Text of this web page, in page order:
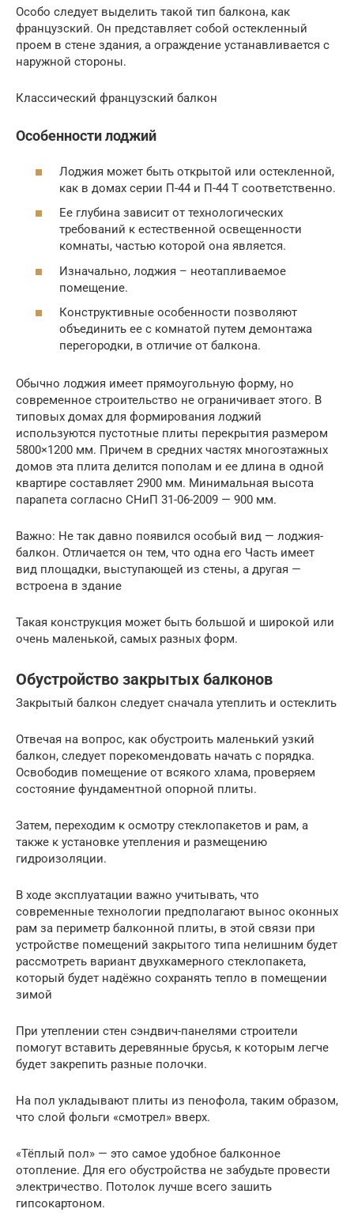
Особо следует выделить такой тип балкона, как
французский. Он представляет собой остекленный
проем в стене здания, а ограждение устанавливается с
наружной стороны.
Классический французский балкон
Особенности лоджий
Лоджия может быть открытой или остекленной,
как в домах серии П-44 и П-44 Т соответственно.
Ее глубина зависит от технологических
требований к естественной освещенности
комнаты, частью которой она является.
Изначально, лоджия – неотапливаемое
помещение.
Конструктивные особенности позволяют
объединить ее с комнатой путем демонтажа
перегородки, в отличие от балкона.
Обычно лоджия имеет прямоугольную форму, но
современное строительство не ограничивает этого. В
типовых домах для формирования лоджий
используются пустотные плиты перекрытия размером
5800×1200 мм. Причем в средних частях многоэтажных
домов эта плита делится пополам и ее длина в одной
квартире составляет 2900 мм. Минимальная высота
парапета согласно СНиП 31-06-2009 — 900 мм.
Важно: Не так давно появился особый вид — лоджия-
балкон. Отличается он тем, что одна его Часть имеет
вид площадки, выступающей из стены, а другая —
встроена в здание
Такая конструкция может быть большой и широкой или
очень маленькой, самых разных форм.
Обустройство закрытых балконов
Закрытый балкон следует сначала утеплить и остеклить
Отвечая на вопрос, как обустроить маленький узкий
балкон, следует порекомендовать начать с порядка.
Освободив помещение от всякого хлама, проверяем
состояние фундаментной опорной плиты.
Затем, переходим к осмотру стеклопакетов и рам, а
также к установке утепления и размещению
гидроизоляции.
В ходе эксплуатации важно учитывать, что
современные технологии предполагают вынос оконных
рам за периметр балконной плиты, в этой связи при
устройстве помещений закрытого типа нелишним будет
рассмотреть вариант двухкамерного стеклопакета,
который будет надёжно сохранять тепло в помещении
зимой
При утеплении стен сэндвич-панелями строители
помогут вставить деревянные брусья, к которым легче
будет закрепить разные полочки.
На пол укладывают плиты из пенофола, таким образом,
что слой фольги «смотрел» вверх.
«Тёплый пол» — это самое удобное балконное
отопление. Для его обустройства не забудьте провести
электричество. Потолок лучше всего зашить
гипсокартоном.